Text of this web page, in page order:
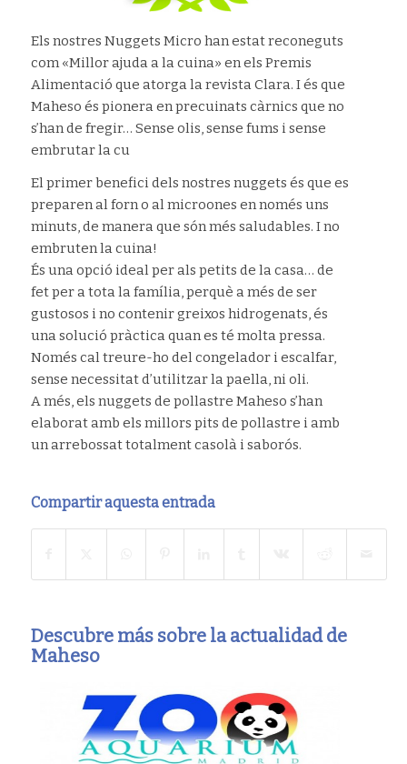
Els nostres Nuggets Micro han estat reconeguts
com «Millor ajuda a la cuina» en els Premis
Alimentació que atorga la revista Clara. I és que
Maheso és pionera en precuinats càrnics que no
s’han de fregir… Sense olis, sense fums i sense
embrutar la cu
El primer benefici dels nostres nuggets és que es
preparen al forn o al microones en només uns
minuts, de manera que són més saludables. I no
embruten la cuina!
És una opció ideal per als petits de la casa… de
fet per a tota la família, perquè a més de ser
gustosos i no contenir greixos hidrogenats, és
una solució pràctica quan es té molta pressa.
Només cal treure-ho del congelador i escalfar,
sense necessitat d’utilitzar la paella, ni oli.
A més, els nuggets de pollastre Maheso s’han
elaborat amb els millors pits de pollastre i amb
un arrebossat totalment casolà i saborós.
Compartir aquesta entrada
Descubre más sobre la actualidad de
Maheso